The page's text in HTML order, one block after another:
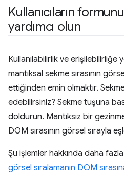
Kullanıcıların
yardımcı olun
Kullanılabilirlik ve
mantıksal sekme sırasının
ettiğinden emin olmaktır. Sekme
edebilirsiniz? Sekme tuşuna
doldurun. Mantıksız bir
DOM sırasının görsel sırayla
Şu işlemler hakkında daha
görsel sıralamanın DOM